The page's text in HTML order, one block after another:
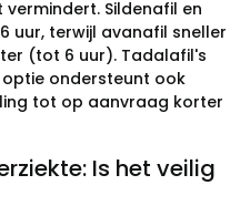
Sildenafil en
uur, terwijl avanafil sneller
(tot 6 uur). Tadalafil's
ondersteunt ook
tot op aanvraag korter
Is het veilig